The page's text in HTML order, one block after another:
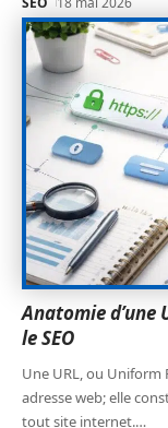
Anatomie d’une
le SEO
Une URL, ou Uniform
adresse web; elle
tout site internet.…